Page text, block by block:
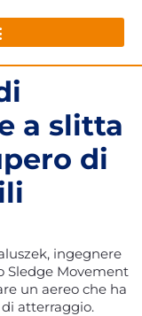
a slitta
di
ingegnere
Sledge Movement
un aereo che ha
atterraggio.